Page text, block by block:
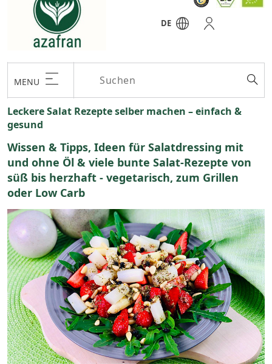
DE
MENU
Leckere Salat Rezepte selber machen – einfach &
gesund
Wissen & Tipps, Ideen für Salatdressing mit
und ohne Öl & viele bunte Salat-Rezepte von
süß bis herzhaft - vegetarisch, zum Grillen
oder Low Carb